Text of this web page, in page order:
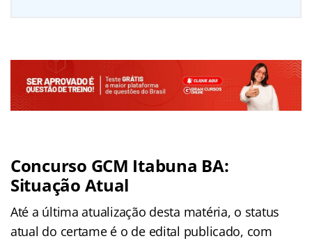
Concurso GCM Itabuna BA:
Situação Atual
Até a última atualização desta matéria, o status
atual do certame é o de edital publicado, com